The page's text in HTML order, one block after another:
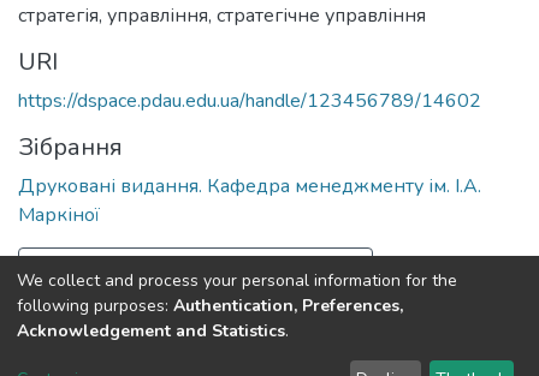
стратегія, управління, стратегічне управління
URI
https://dspace.pdau.edu.ua/handle/123456789/14602
Зібрання
Друковані видання. Кафедра менеджменту ім. І.А.
Маркіної
Повна інформація про документ
Полтавський державний аграрний університет
We collect and process your personal information for the
following purposes: Authentication, Preferences,
Acknowledgement and Statistics.